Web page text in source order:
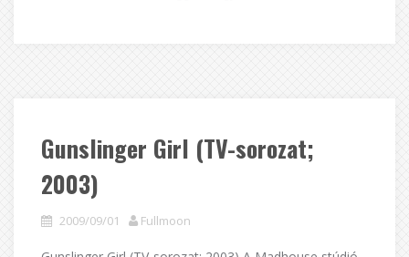
Gunslinger Girl (TV-sorozat;
2003)
2009/09/01 Fullmoon